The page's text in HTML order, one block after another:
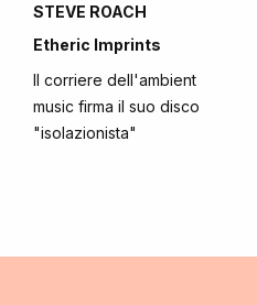
STEVE ROACH
Etheric Imprints
Il corriere dell'ambient
music firma il suo disco
"isolazionista"